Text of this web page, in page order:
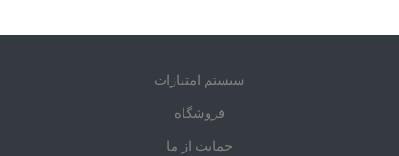
سیستم امتیازات
فروشگاه
حمایت از ما